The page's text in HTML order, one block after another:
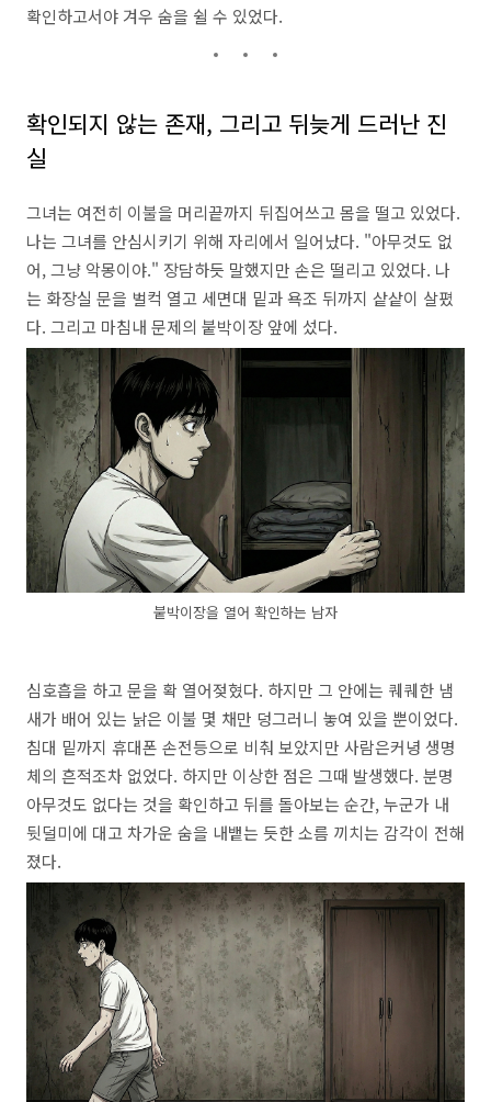
확인하고서야 겨우 숨을 쉴 수 있었다.
확인되지 않는 존재, 그리고 뒤늦게 드러난 진
실
그녀는 여전히 이불을 머리끝까지 뒤집어쓰고 몸을 떨고 있었다.
나는 그녀를 안심시키기 위해 자리에서 일어났다. "아무것도 없
어,그냥 악몽이야." 장담하듯 말했지만 손은 떨리고 있었다. 나
는 화장실 문을 벌컥 열고 세면대 밑과 욕조 뒤까지 샅샅이 살폈
다. 그리고 마침내 문제의 붙박이장 앞에 섰다.
붙박이장을 열어 확인하는 남자
심호흡을 하고 문을 확 열어젖혔다. 하지만 그 안에는 퀘퀘한 냄
새가 배어 있는 낡은 이불 몇 채만 덩그러니 놓여 있을 뿐이었다.
침대 밑까지 휴대폰 손전등으로 비춰 보았지만 사람은커녕 생명
체의 흔적조차 없었다. 하지만 이상한 점은 그때 발생했다. 분명
아무것도 없다는 것을 확인하고 뒤를 돌아보는 순간,누군가 내
뒷덜미에 대고 차가운 숨을 내뱉는 듯한 소름 끼치는 감각이 전해
졌다.